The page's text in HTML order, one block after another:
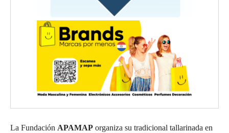
La Fundación APAMAP organiza su tradicional tallarinada en